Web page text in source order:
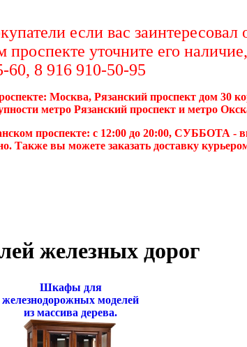
если вас
проспекте уточните его
60, 8 916 910-50-95
Москва, Рязанский проспект дом 30
метро Рязанский проспект и метро
проспекте: с 12:00 до 20:00, СУББОТА -
Также вы можете заказать доставку
железных дорог
Шкафы для
железнодорожных моделей
из массива дерева.